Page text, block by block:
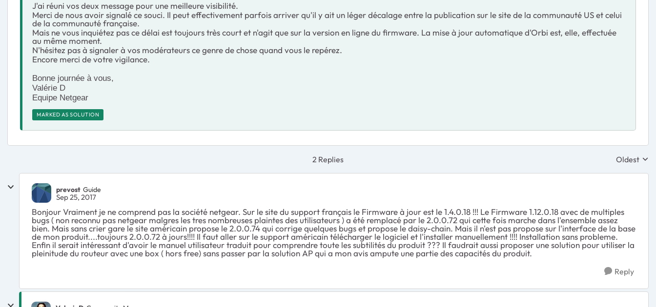
J'ai réuni vos deux message pour une meilleure visibilité.
Merci de nous avoir signalé ce souci. Il peut effectivement parfois arriver qu'il y ait un léger décalage entre la publication sur le site de la communauté US et celui
de la communauté française.
Mais ne vous inquiétez pas ce délai est toujours très court et n'agit que sur la version en ligne du firmware. La mise à jour automatique d'Orbi est, elle, effectuée
au même moment.
N'hésitez pas à signaler à vos modérateurs ce genre de chose quand vous le repérez.
Encore merci de votre vigilance.
Bonne journée à vous,
Valérie D
Equipe Netgear
MARKED AS SOLUTION
2 Replies Replies
Oldest
prevost Guide
Sep 25, 2017
Bonjour Vraiment je ne comprend pas la société netgear. Sur le site du support français le Firmware à jour est le 1.4.0.18 !!! Le Firmware 1.12.0.18 avec de multiples
bugs ( non reconnu pas netgear malgres les tres nombreuses plaintes des utilisateurs ) a été remplacé par le 2.0.0.72 qui cette fois marche dans l'ensemble assez
bien. Mais sans crier gare le site américain propose le 2.0.0.74 qui corrige quelques bugs et propose le daisy-chain. Mais il n'est pas propose sur l'interface de la base
de mon produit....toujours 2.0.0.72 à jours!!!! Il faut aller sur le support américain télécharger le logiciel et l'installer manuellement !!!! Installation sans probleme.
Enfin il serait intéressant d'avoir le manuel utilisateur traduit pour comprendre toute les subtilités du produit ??? Il faudrait aussi proposer une solution pour utiliser la
pleinitude du routeur avec une box ( hors free) sans passer par la solution AP qui a mon avis ampute une partie des capacités du produit.
Reply